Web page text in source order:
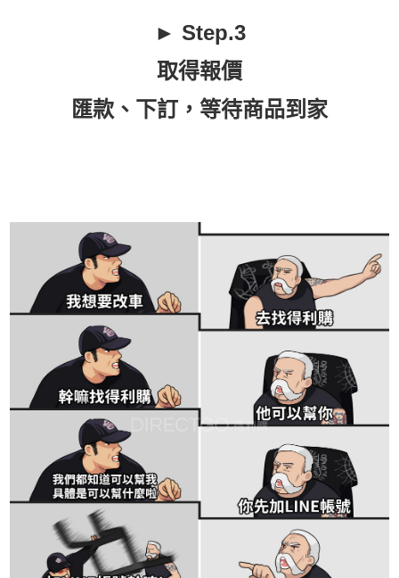
► Step.3
取得報價
匯款、下訂，等待商品到家